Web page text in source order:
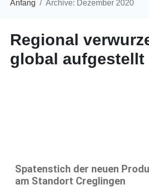
Anfang Archive: Dezember 2020
Regional
global aufgestellt
Spatenstich der neuen
am Standort Creglingen